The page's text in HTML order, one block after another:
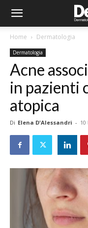
Home Dermatologia
Dermatologia
Acne
in pazienti
atopica
Di Elena D'Alessandri - 10